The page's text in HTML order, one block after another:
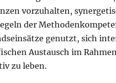
vorzuhalten,
der
genutzt, sich
Austausch im
zu leben.